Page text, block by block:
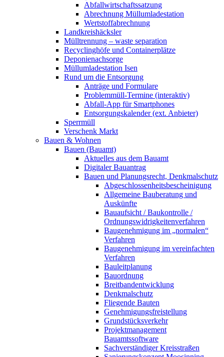
Abfallwirtschaftssatzung
Abrechnung Müllumladestation
Wertstoffabrechnung
Landkreishäcksler
Mülltrennung – waste separation
Recyclinghöfe und Containerplätze
Deponienachsorge
Müllumladestation Isen
Rund um die Entsorgung
Anträge und Formulare
Problemmüll-Termine (interaktiv)
Abfall-App für Smartphones
Entsorgungskalender (ext. Anbieter)
Sperrmüll
Verschenk Markt
Bauen & Wohnen
Bauen (Bauamt)
Aktuelles aus dem Bauamt
Digitaler Bauantrag
Bauen und Planungsrecht, Denkmalschutz
Abgeschlossenheitsbescheinigung
Allgemeine Bauberatung und
Auskünfte
Bauaufsicht / Baukontrolle /
Ordnungswidrigkeitenverfahren
Baugenehmigung im „normalen“
Verfahren
Baugenehmigung im vereinfachten
Verfahren
Bauleitplanung
Bauordnung
Breitbandentwicklung
Denkmalschutz
Fliegende Bauten
Genehmigungsfreistellung
Grundstücksverkehr
Projektmanagement
Bauamtssoftware
Sachverständiger Kreisstraßen